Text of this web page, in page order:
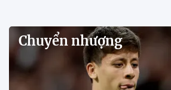
Chuyển nhượng